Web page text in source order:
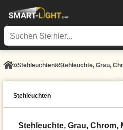
Stehleuchten Stehleuchte, Grau,
Stehleuchten
Stehleuchte, Grau, Chrom,